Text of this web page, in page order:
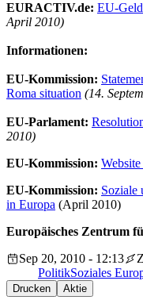
EURACTIV.de: EU-
April 2010)
Informationen:
EU-Kommission:
Roma situation (14.
EU-Parlament:
2010)
EU-Kommission:
EU-Kommission: Soziale
in Europa (April 2010)
Europäisches Zentrum
Sep 20, 2010 - 12:13
PolitikSoziales
Drucken Aktie